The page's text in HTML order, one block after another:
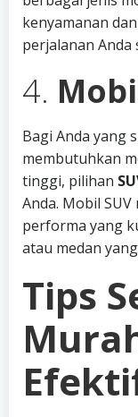
kenyamanan
perjalanan Anda
4.
Bagi Anda yang
membutuhkan
tinggi, pilihan
Anda. Mobil
performa yang
atau medan
Tips